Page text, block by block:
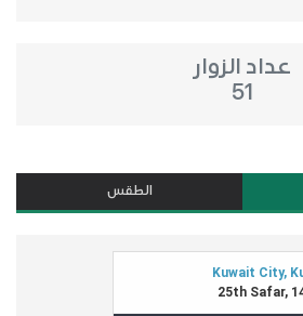
عداد الزوار
51
الطقس